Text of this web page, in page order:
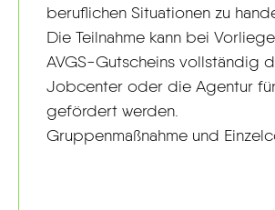
beruflichen Situationen zu
Die Teilnahme kann bei
AVGS-Gutscheins vollständig
Jobcenter oder die Agentur
gefördert werden.
Gruppenmaßnahme und